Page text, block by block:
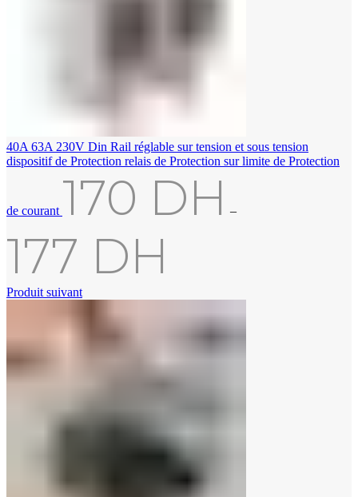
40A 63A 230V Din Rail réglable sur tension et sous tension
dispositif de Protection relais de Protection sur limite de Protection
de courant 170 DH –
177 DH
Produit suivant